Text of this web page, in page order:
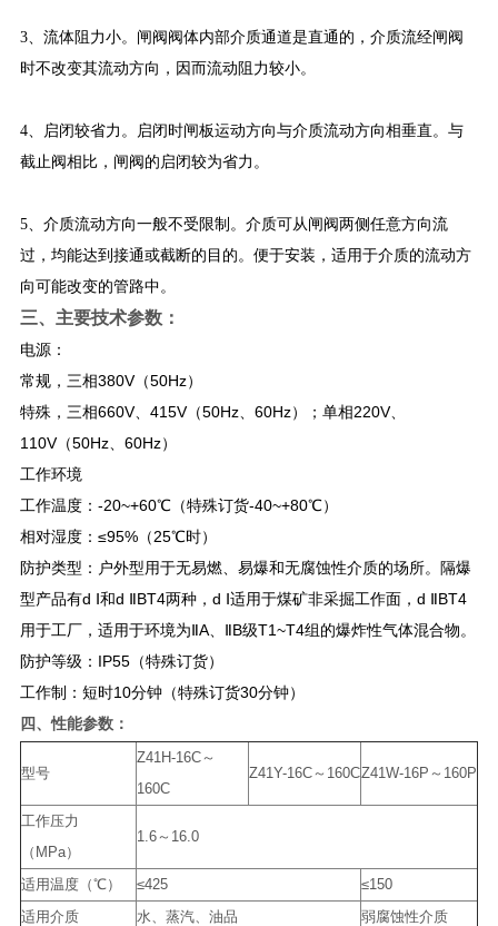
3、流体阻力小。闸阀阀体内部介质通道是直通的，介质流经闸阀
时不改变其流动方向，因而流动阻力较小。
4、启闭较省力。启闭时闸板运动方向与介质流动方向相垂直。与
截止阀相比，闸阀的启闭较为省力。
5、介质流动方向一般不受限制。介质可从闸阀两侧任意方向流
过，均能达到接通或截断的目的。便于安装，适用于介质的流动方
向可能改变的管路中。
三、 主要技术参数：
电源：
常规，三相380V（50Hz）
特殊，三相660V、415V（50Hz、60Hz）；单相220V、
110V（50Hz、60Hz）
工作环境
工作温度：-20~+60℃（特殊订货-40~+80℃）
相对湿度：≤95%（25℃时）
防护类型：户外型用于无易燃、易爆和无腐蚀性介质的场所。隔爆
型产品有d Ⅰ和d ⅡBT4两种，d Ⅰ适用于煤矿非采掘工作面，d ⅡBT4
用于工厂，适用于环境为ⅡA、ⅡB级T1~T4组的爆炸性气体混合物。
防护等级：IP55（特殊订货）
工作制：短时10分钟（特殊订货30分钟）
四、性能参数：
型号
Z41H-16C～
160C
Z41Y-16C～160CZ41W-16P～160P
工作压力
（MPa）
1.6～16.0
适用温度（℃） ≤425
≤150
适用介质
水、蒸汽、油品
弱腐蚀性介质